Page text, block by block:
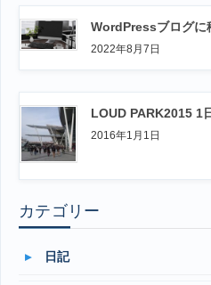
WordPressブログに
2022年8月7日
LOUD PARK2015 1
2016年1月1日
カテゴリー
日記